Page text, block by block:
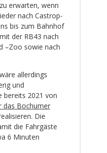
erwarten, wenn
nach Castrop-
bis zum Bahnhof
der RB43 nach
–Zoo sowie nach
allerdings
und
bereits 2021 von
das Bochumer
Die
die Fahrgäste
6 Minuten